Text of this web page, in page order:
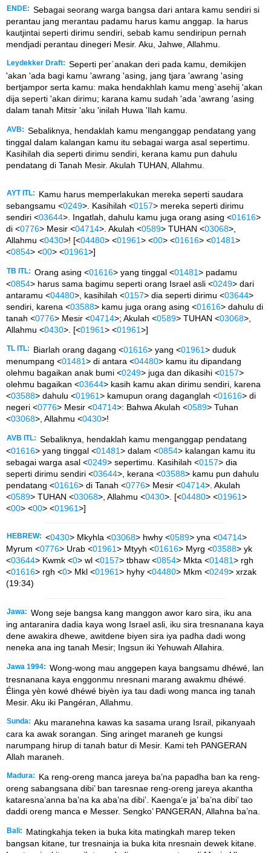
ENDE: Sebagai seorang warga bangsa dari antara kamu sendiri si
perantau jang merantau padamu harus kamu anggap. Ia harus
kautjintai seperti dirimu sendiri, sebab kamu sendiripun pernah
mendjadi perantau dinegeri Mesir. Aku, Jahwe, Allahmu.
Leydekker Draft: Seperti per`anakan deri pada kamu, demikijen
'akan 'ada bagi kamu 'awrang 'asing, jang tjara 'awrang 'asing
bertjampor serta kamu: maka hendakhlah kamu meng`asehij 'akan
dija seperti 'akan dirimu; karana kamu sudah 'ada 'awrang 'asing
dalam tanah Mitsir 'aku 'inilah Huwa 'Ilah kamu.
AVB: Sebaliknya, hendaklah kamu menganggap pendatang yang
tinggal dalam kalangan kamu itu sebagai warga asal sepertimu.
Kasihilah dia seperti dirimu sendiri, kerana kamu pun dahulu
pendatang di Tanah Mesir. Akulah TUHAN, Allahmu.
AYT ITL:
Kamu harus memperlakukan mereka seperti saudara
sebangsamu <0249>. Kasihilah <0157> mereka seperti dirimu
sendiri <03644>. Ingatlah, dahulu kamu juga orang asing <01616>
di <0776> Mesir <04714>. Akulah <0589> TUHAN <03068>,
Allahmu <0430>! [<04480> <01961> <00> <01616> <01481>
<0854> <00> <01961>]
TB ITL: Orang asing <01616> yang tinggal <01481> padamu
<0854> harus sama bagimu seperti orang Israel asli <0249> dari
antaramu <04480>, kasihilah <0157> dia seperti dirimu <03644>
sendiri, karena <03588> kamu juga orang asing <01616> dahulu di
tanah <0776> Mesir <04714>; Akulah <0589> TUHAN <03068>,
Allahmu <0430>. [<01961> <01961>]
TL ITL: Biarlah orang dagang <01616> yang <01961> duduk
menumpang <01481> di antara <04480> kamu itu dipandang
olehmu bagaikan anak bumi <0249> juga dan dikasihi <0157>
olehmu bagaikan <03644> kasih kamu akan dirimu sendiri, karena
<03588> dahulu <01961> kamupun orang daganglah <01616> di
negeri <0776> Mesir <04714>: Bahwa Akulah <0589> Tuhan
<03068>, Allahmu <0430>!
AVB ITL: Sebaliknya, hendaklah kamu menganggap pendatang
<01616> yang tinggal <01481> dalam <0854> kalangan kamu itu
sebagai warga asal <0249> sepertimu. Kasihilah <0157> dia
seperti dirimu sendiri <03644>, kerana <03588> kamu pun dahulu
pendatang <01616> di Tanah <0776> Mesir <04714>. Akulah
<0589> TUHAN <03068>, Allahmu <0430>. [<04480> <01961>
<00> <00> <01961>]
HEBREW: <0430> Mkyhla <03068> hwhy <0589> yna <04714>
Myrum <0776> Urab <01961> Mtyyh <01616> Myrg <03588> yk
<03644> Kwmk <0> wl <0157> tbhaw <0854> Mkta <01481> rgh
<01616> rgh <0> Mkl <01961> hyhy <04480> Mkm <0249> xrzak
(19:34)
Jawa: Wong seje bangsa kang manggon awor karo sira, iku ana
ing antaranira dadia kaya wong Israel asli, iku sira tresnanana kaya
dene awakira dhewe, awitdene biyen sira iya padha dadi wong
neneka ana ing tanah Mesir; Ingsun iki Yehuwah Allahira.
Jawa 1994: Wong-wong mau anggepen kaya bangsamu dhéwé, lan
tresnanana kaya enggonmu nresnani marang awakmu dhéwé.
Élinga yèn kowé dhéwé biyèn iya tau dadi wong manca ing tanah
Mesir. Aku iki Pangéran, Allahmu.
Sunda: Aku maranehna kawas ka sasama urang Israil, pikanyaah
cara ka awak sorangan. Sing aringet maraneh ge kungsi
narumpang hirup di tanah batur di Mesir. Kami teh PANGERAN
Allah maraneh.
Madura:
Ka reng-oreng manca jareya ba’na papadha ban ka reng-
oreng sabangsana dibi’ ban taresnae reng-oreng jareya akantha
kataresna’anna ba’na ka aba’na dibi’. Kaenga’e ja’ ba’na dibi’ tao
daddi oreng manca e Messer. Sengko’ PANGERAN, Allahna ba’na.
Bali:
Matingkahja teken ia buka kita matingkah marep teken
bangsan kitane, tur tresnainja ia buka kita nresnain dewek kitane.